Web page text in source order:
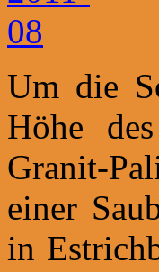
Um die
Höhe
Granit-
einer
in